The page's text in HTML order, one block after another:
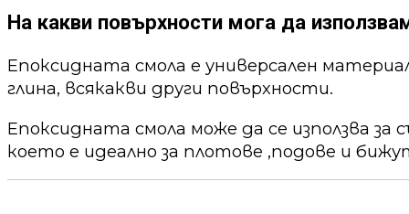
На какви повърхности мога да
Епоксидната смола е универсален
глина, всякакви други повърхности.
Епоксидната смола може да се използва за
което е идеално за плотове ,подове и